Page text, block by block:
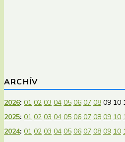
ARCHÍV
2026: 01 02 03 04 05 06 07 08 09 10
2025: 01 02 03 04 05 06 07 08 09 10
2024: 01 02 03 04 05 06 07 08 09 10